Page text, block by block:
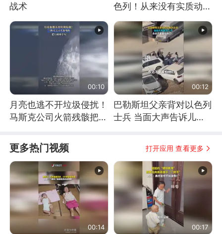
战术
色列！从来没有实质动
00:10
月亮也逃不开垃圾侵扰！
马斯克公司火箭残骸把月
00:12
巴勒斯坦父亲背对以色列
士兵 当面大声告诉儿
更多热门视频 打开应用 查看更多
00:14 00:17